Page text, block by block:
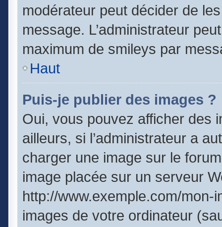
modérateur peut décider de
message. L’administrateur
maximum de smileys par
Haut
Puis-je publier des images ?
Oui, vous pouvez afficher des
ailleurs, si l’administrateur a
charger une image sur le
image placée sur un serveur
http://www.exemple.com/
images de votre ordinateur